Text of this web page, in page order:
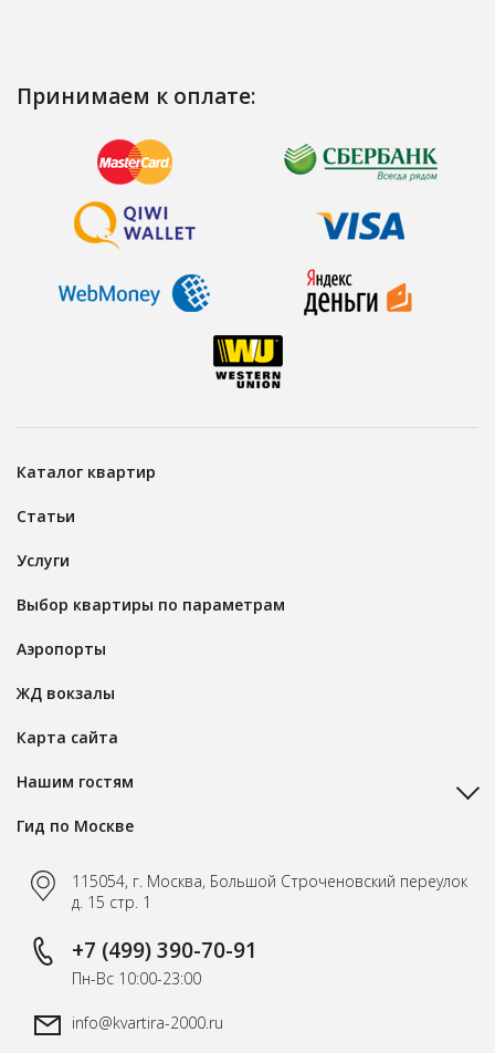
Принимаем к оплате:
Каталог квартир
Статьи
Услуги
Выбор квартиры по параметрам
Аэропорты
ЖД вокзалы
Карта сайта
Нашим гостям
Гид по Москве
115054, г. Москва, Большой Строченовский переулок
д. 15 стр. 1
+7 (499) 390-70-91
Пн-Вс 10:00-23:00
info@kvartira-2000.ru